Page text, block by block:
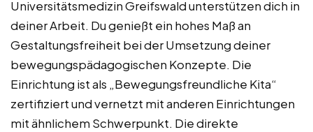
Universitätsmedizin Greifswald unterstützen dich in
deiner Arbeit. Du genießt ein hohes Maß an
Gestaltungsfreiheit bei der Umsetzung deiner
bewegungspädagogischen Konzepte. Die
Einrichtung ist als „Bewegungsfreundliche Kita“
zertifiziert und vernetzt mit anderen Einrichtungen
mit ähnlichem Schwerpunkt. Die direkte